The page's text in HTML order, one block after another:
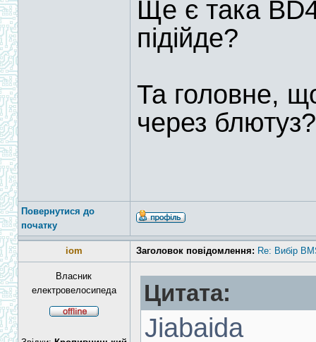
Ще є така
підійде?
Та головне,
через
Повернутися до
початку
iom Заголовок повідомлення: Re: Вибір
Власник
електровелосипеда
Цитата:
Jiabaida